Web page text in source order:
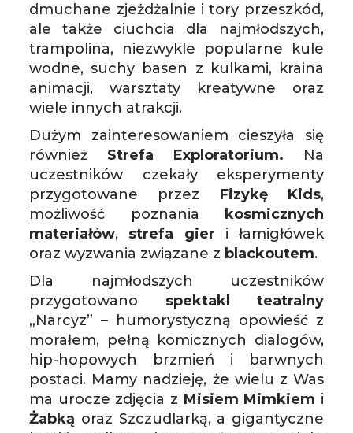
dmuchane zjeżdżalnie i tory przeszkód,
ale także ciuchcia dla najmłodszych,
trampolina, niezwykle popularne kule
wodne, suchy basen z kulkami, kraina
animacji, warsztaty kreatywne oraz
wiele innych atrakcji.
Dużym zainteresowaniem cieszyła się
również Strefa Exploratorium. Na
uczestników czekały eksperymenty
przygotowane przez Fizykę Kids,
możliwość poznania
kosmicznych
materiałów, strefa gier i łamigłówek
oraz wyzwania związane z blackoutem.
Dla najmłodszych uczestników
przygotowano spektakl teatralny
„Narcyz” – humorystyczną opowieść z
morałem, pełną komicznych dialogów,
hip-hopowych brzmień i barwnych
postaci. Mamy nadzieję, że wielu z Was
ma urocze zdjęcia z Misiem Mimkiem i
Żabką oraz Szczudlarką, a gigantyczne